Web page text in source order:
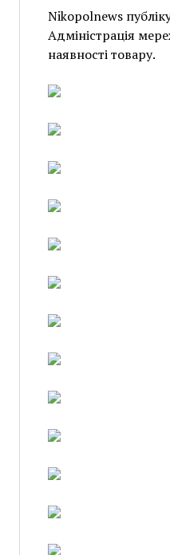
Nikopolnews
Адміністрація
наявності товару.